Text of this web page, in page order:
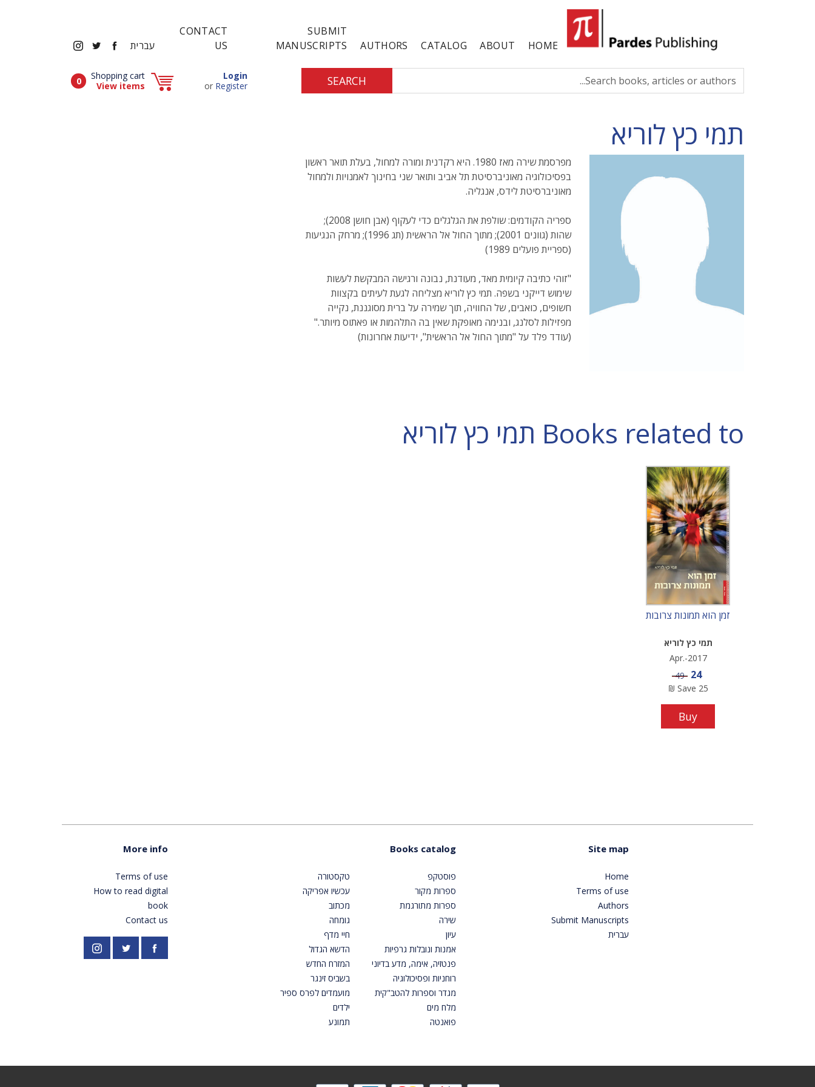
HOME
ABOUT
CATALOG
AUTHORS
SUBMIT
MANUSCRIPTS
CONTACT
US
עברית FACEBOOK
TWITTER
INSTAGRAM
SEARCH
Login
Popup window (Can be closed by ESCAPE key)
or Register
Popup window (Can be closed by ESCAPE key)
Shopping cart
View items
0
Items in cart
תמי כץ לוריא
מפרסמת שירה מאז 1980. היא רקדנית ומורה למחול, בעלת תואר ראשון
בפסיכולוגיה מאוניברסיטת תל אביב ותואר שני בחינוך לאמנויות ולמחול
מאוניברסיטת לידס, אנגליה.
ספריה הקודמים: שולפת את הגלגלים כדי לעקוף (אבן חושן 2008);
שהות (גוונים 2001); מתוך החול אל הראשית (תג 1996); מרחק הנגיעות
(ספריית פועלים 1989)
"זוהי כתיבה קיומית מאד, מעודנת, נבונה ורגישה המבקשת לעשות
שימוש דייקני בשפה. תמי כץ לוריא מצליחה לגעת לעיתים בקצוות
חשופים, כואבים, של החוויה, תוך שמירה על ברית מסוגננת, נקייה
מפזילות לסלנג, ובנימה מאופקת שאין בה התלהמות או פאתוס מיותר."
(עודד פלד על "מתוך החול אל הראשית", ידיעות אחרונות)
Books related to תמי כץ לוריא
זמן הוא תמונות צרובות
תמי כץ לוריא
Apr.-2017
Sale price
24
Price
49
Save 25
₪
Buy
Site map
Home
Terms of use
Authors
Submit Manuscripts
עברית
Books catalog
פוסטקפ
ספרות מקור
ספרות מתורגמת
שירה
עיון
אמנות ונובלות גרפיות
פנטזיה, אימה, מדע בדיוני
רוחניות ופסיכולוגיה
מגדר וספרות להטב"קית
מלח מים
פואנטה
טקסטורה
עכשיו אפריקה
מכתוב
גומחה
חיי מדף
הדשא הגדול
המזרח החדש
בשביס זינגר
מועמדים לפרס ספיר
ילדים
תמונע
More info
Terms of use
How to read digital
book
Contact us
Facebook
PardesPublish
Instagram